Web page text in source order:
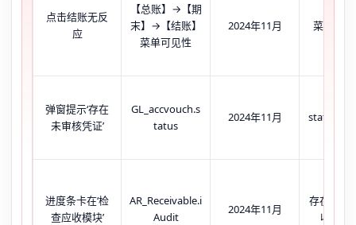
点击结账无反
应
【总账】→【期
末】→【结账】
菜单可见性
2024年11月 菜单灰
弹窗提示‘存在
未审核凭证’
GL_accvouch.s
tatus
2024年11月
status=0
进度条卡在‘检
查应收模块’
AR_Receivable.i
Audit
2024年11月
存在
收款单